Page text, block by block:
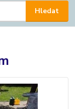
Hledat